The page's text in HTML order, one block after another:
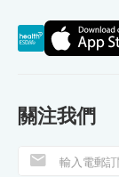
關注我們